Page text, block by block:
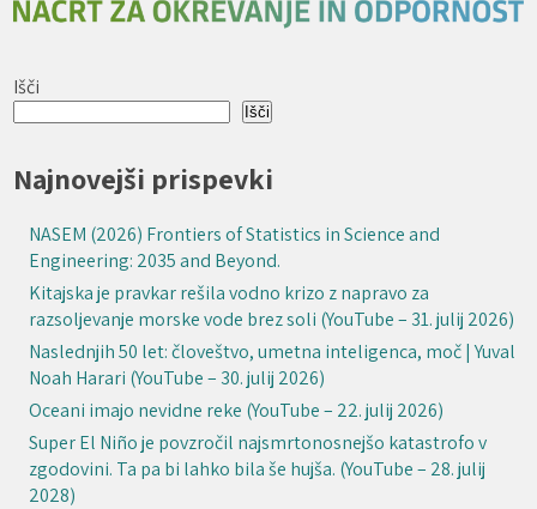
Išči
Išči
Najnovejši prispevki
NASEM (2026) Frontiers of Statistics in Science and
Engineering: 2035 and Beyond.
Kitajska je pravkar rešila vodno krizo z napravo za
razsoljevanje morske vode brez soli (YouTube – 31. julij 2026)
Naslednjih 50 let: človeštvo, umetna inteligenca, moč | Yuval
Noah Harari (YouTube – 30. julij 2026)
Oceani imajo nevidne reke (YouTube – 22. julij 2026)
Super El Niño je povzročil najsmrtonosnejšo katastrofo v
zgodovini. Ta pa bi lahko bila še hujša. (YouTube – 28. julij
2028)